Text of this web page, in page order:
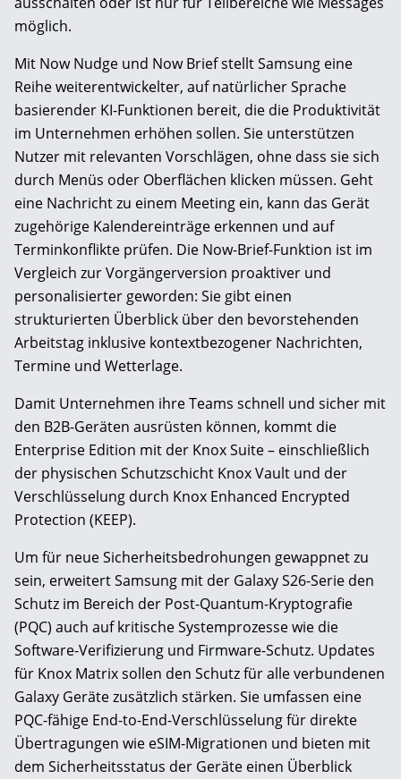
möglich.
Mit Now Nudge und Now Brief stellt Samsung eine
Reihe weiterentwickelter, auf natürlicher Sprache
basierender KI-Funktionen bereit, die die Produktivität
im Unternehmen erhöhen sollen. Sie unterstützen
Nutzer mit relevanten Vorschlägen, ohne dass sie sich
durch Menüs oder Oberflächen klicken müssen. Geht
eine Nachricht zu einem Meeting ein, kann das Gerät
zugehörige Kalendereinträge erkennen und auf
Terminkonflikte prüfen. Die Now-Brief-Funktion ist im
Vergleich zur Vorgängerversion proaktiver und
personalisierter geworden: Sie gibt einen
strukturierten Überblick über den bevorstehenden
Arbeitstag inklusive kontextbezogener Nachrichten,
Termine und Wetterlage.
Damit Unternehmen ihre Teams schnell und sicher mit
den B2B-Geräten ausrüsten können, kommt die
Enterprise Edition mit der Knox Suite – einschließlich
der physischen Schutzschicht Knox Vault und der
Verschlüsselung durch Knox Enhanced Encrypted
Protection (KEEP).
Um für neue Sicherheitsbedrohungen gewappnet zu
sein, erweitert Samsung mit der Galaxy S26-Serie den
Schutz im Bereich der Post-Quantum-Kryptografie
(PQC) auch auf kritische Systemprozesse wie die
Software-Verifizierung und Firmware-Schutz. Updates
für Knox Matrix sollen den Schutz für alle verbundenen
Galaxy Geräte zusätzlich stärken. Sie umfassen eine
PQC-fähige End-to-End-Verschlüsselung für direkte
Übertragungen wie eSIM-Migrationen und bieten mit
dem Sicherheitsstatus der Geräte einen Überblick